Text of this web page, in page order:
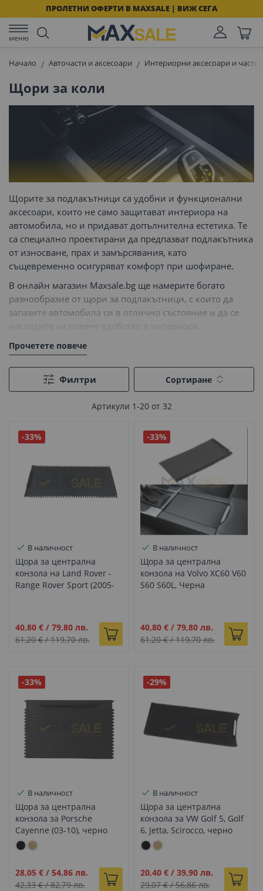
ПРОЛЕТНИ ОФЕРТИ В MAXSALE | ВИЖ СЕГА
меню
Начало Авточасти и аксесоари Интериорни аксесоари и части
Щори за коли
Щорите за подлакътници са удобни и функционални
аксесоари, които не само защитават интериора на
автомобила, но и придават допълнителна естетика. Те
са специално проектирани да предпазват подлакътника
от износване, прах и замърсявания, като
същевременно осигуряват комфорт при шофиране.
В онлайн магазин Maxsale.bg ще намерите богато
разнообразие от щори за подлакътници, с които да
запазите автомобила си в отлично състояние и да се
насладите на повече удобство в интериора.
Прочетете повече
Филтри
Артикули 1-20от 32
Сортиране
-33%
В наличност
Щора за централна
конзола на Land Rover -
Range Rover Sport (2005-
Промо
цена
40,80 € / 79,80 лв.
61,20 €/119,70 лв.
-33%
В наличност
Щора за централна
конзола на Volvo XC60 V60
S60 S60L, Черна
Промо
цена
40,80 € /79,80 лв.
61,20 €/119,70 лв.
-33%
В наличност
Щора за централна
конзола за Porsche
Cayenne (03-10), черно
Промо
цена
28,05 € / 54,86 лв.
42,33 €/82,79 лв.
-29%
В наличност
Щора за централна
конзола за VW Golf 5, Golf
6, Jetta, Scirocco, черно
Промо
цена
20,40 € /39,90 лв.
29,07 €/56,86 лв.